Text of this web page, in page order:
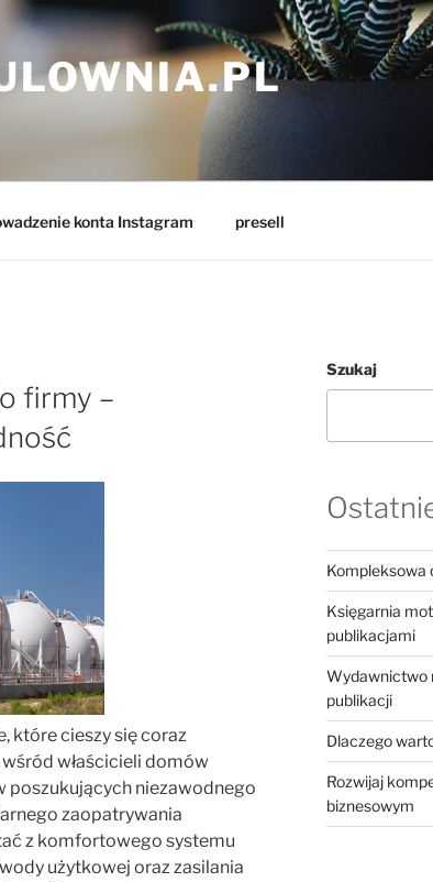
konta Instagram presell
firmy –
które cieszy się coraz
właścicieli domów
poszukujących niezawodnego
zaopatrywania
z komfortowego systemu
użytkowej oraz zasilania
Szukaj
Kompleksowa
Księgarnia
publikacjami
Wydawnictwo
publikacji
Dlaczego
Rozwijaj
biznesowym